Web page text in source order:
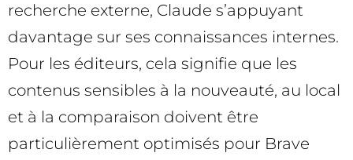
recherche externe, Claude s’appuyant
davantage sur ses connaissances internes.
Pour les éditeurs, cela signifie que les
contenus sensibles à la nouveauté, au local
et à la comparaison doivent être
particulièrement optimisés pour Brave